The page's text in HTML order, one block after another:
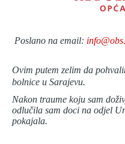
Poslano na email:
Ovim putem zelim da
bolnice u Sarajevu.
Nakon traume koju sam
odlučila sam doci na odjel
pokajala.